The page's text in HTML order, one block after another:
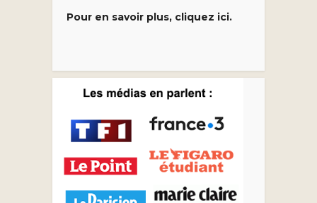
Pour en savoir plus, cliquez ici.